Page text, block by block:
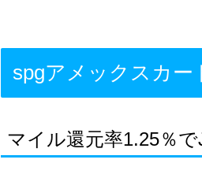
spgアメックスカー
マイル還元率1.25％